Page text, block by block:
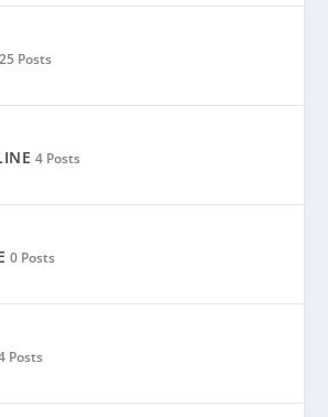
25 Posts
4 Posts
0 Posts
Posts